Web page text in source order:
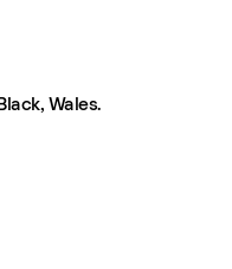
Wales.